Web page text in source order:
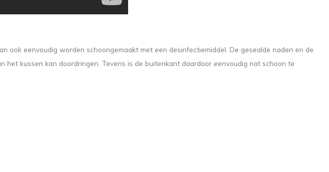
eenvoudig worden schoongemaakt met een desinfectiemiddel. De gesealde naden en de
kussen kan doordringen. Tevens is de buitenkant daardoor eenvoudig nat schoon te